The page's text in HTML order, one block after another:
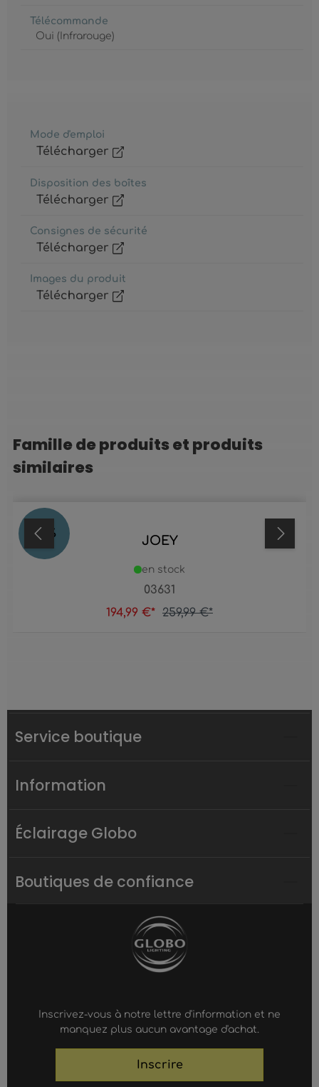
Télécommande
Oui (Infrarouge)
Mode d'emploi
Télécharger
Disposition des boîtes
Télécharger
Consignes de sécurité
Télécharger
Images du produit
Télécharger
Ignorer la galerie de produits
Famille de produits et produits
similaires
25 % JOEY
03631
en stock
194,99 €* 259,99 €*
Service boutique
Information
Éclairage Globo
Boutiques de confiance
Inscrivez-vous à notre lettre d'information et ne
manquez plus aucun avantage d'achat.
Inscrire